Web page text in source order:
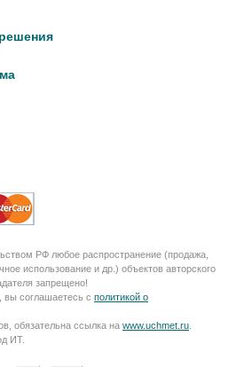
РФ любое распространение (продажа,
использование и др.) объектов авторского
запрещено!
вы соглашаетесь с политикой о
обязательна ссылка на www.uchmet.ru
ИТ.